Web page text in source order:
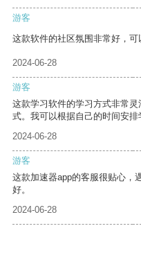
游客
这款软件的社区氛围非常好，可
2024-06-28
游客
这款学习软件的学习方式非常
式。我可以根据自己的时间安排
2024-06-28
游客
这款加速器app的客服很贴心，
好。
2024-06-28